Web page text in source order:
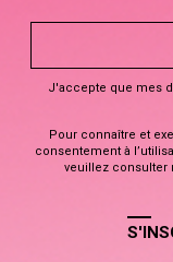
J'accepte que mes
Pour connaître et
consentement à
veuillez consulter